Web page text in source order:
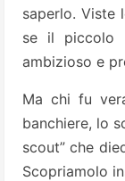
saperlo. Viste
se il piccolo
ambizioso e
Ma chi fu
banchiere, lo
scout” che
Scopriamolo